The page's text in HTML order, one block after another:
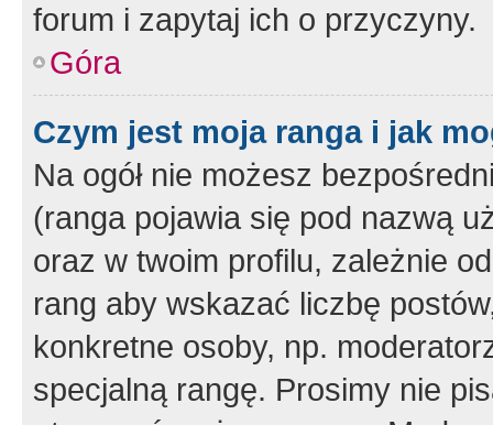
forum i zapytaj ich o przyczyny.
Góra
Czym jest moja ranga i jak
Na ogół nie możesz
(ranga pojawia się pod nazwą
oraz w twoim profilu, zależnie
rang aby wskazać liczbę
konkretne osoby, np.
specjalną rangę. Prosimy nie